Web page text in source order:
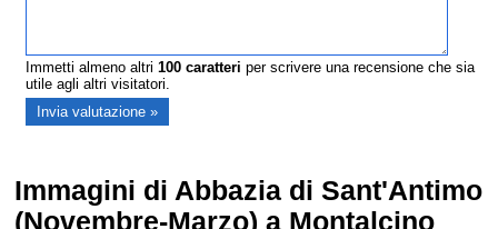
Immetti almeno altri100 caratteri per scrivere una recensione che sia
utile agli altri visitatori.
Immagini di Abbazia di Sant'Antimo
(Novembre-Marzo) a Montalcino